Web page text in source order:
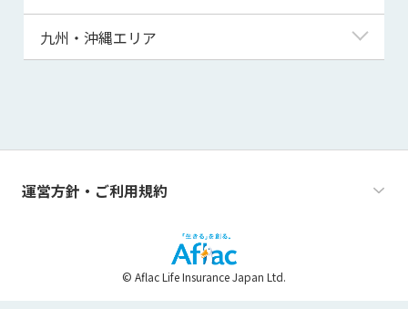
群馬県
山梨県
長野県
三重県
大阪府
兵庫県
和歌山県
島根県
山口県
徳島県
高知県
九州・沖縄エリア
熊本県
運営方針・ご利用規約
© Aflac Life Insurance Japan Ltd.